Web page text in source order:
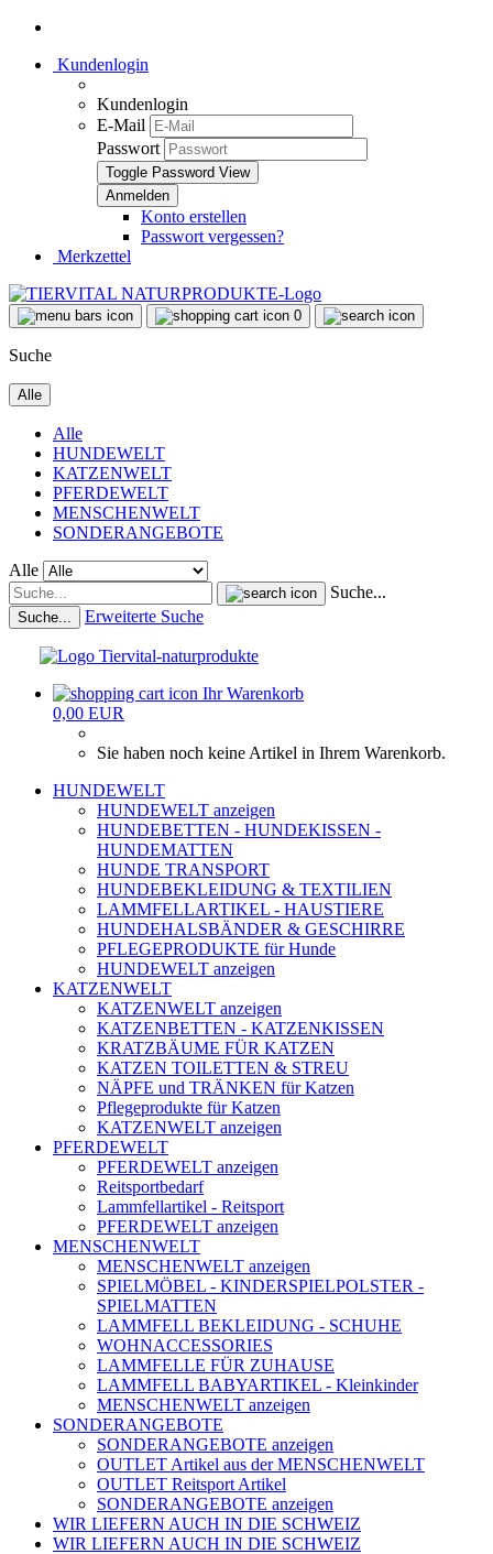
Kundenlogin
Kundenlogin
E-Mail
Passwort
Toggle Password View
Konto erstellen
Passwort vergessen?
Merkzettel
0
Suche
Alle
Alle
HUNDEWELT
KATZENWELT
PFERDEWELT
MENSCHENWELT
SONDERANGEBOTE
Alle
Suche...
Suche... Erweiterte Suche
Ihr Warenkorb
0,00 EUR
Sie haben noch keine Artikel in Ihrem Warenkorb.
HUNDEWELT
HUNDEWELT anzeigen
HUNDEBETTEN - HUNDEKISSEN -
HUNDEMATTEN
HUNDE TRANSPORT
HUNDEBEKLEIDUNG & TEXTILIEN
LAMMFELLARTIKEL - HAUSTIERE
HUNDEHALSBÄNDER & GESCHIRRE
PFLEGEPRODUKTE für Hunde
HUNDEWELT anzeigen
KATZENWELT
KATZENWELT anzeigen
KATZENBETTEN - KATZENKISSEN
KRATZBÄUME FÜR KATZEN
KATZEN TOILETTEN & STREU
NÄPFE und TRÄNKEN für Katzen
Pflegeprodukte für Katzen
KATZENWELT anzeigen
PFERDEWELT
PFERDEWELT anzeigen
Reitsportbedarf
Lammfellartikel - Reitsport
PFERDEWELT anzeigen
MENSCHENWELT
MENSCHENWELT anzeigen
SPIELMÖBEL - KINDERSPIELPOLSTER -
SPIELMATTEN
LAMMFELL BEKLEIDUNG - SCHUHE
WOHNACCESSORIES
LAMMFELLE FÜR ZUHAUSE
LAMMFELL BABYARTIKEL - Kleinkinder
MENSCHENWELT anzeigen
SONDERANGEBOTE
SONDERANGEBOTE anzeigen
OUTLET Artikel aus der MENSCHENWELT
OUTLET Reitsport Artikel
SONDERANGEBOTE anzeigen
WIR LIEFERN AUCH IN DIE SCHWEIZ
WIR LIEFERN AUCH IN DIE SCHWEIZ